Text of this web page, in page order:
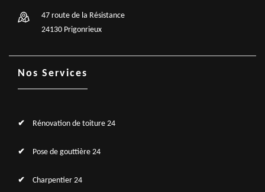
47 route de la Résistance
24130 Prigonrieux
Nos Services
Rénovation de toiture 24
Pose de gouttière 24
Charpentier 24